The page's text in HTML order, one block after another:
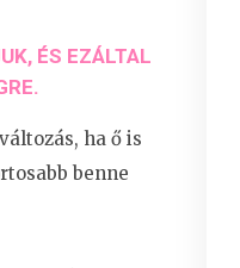
ÉS EZÁLTAL
ha ő is
benne